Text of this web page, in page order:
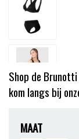
Shop de
kom langs bij
MAAT